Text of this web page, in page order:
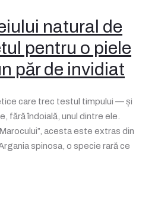
natural de
pentru o piele
păr de invidiat
care trec testul timpului — și
fără îndoială, unul dintre ele.
acesta este extras din
spinosa, o specie rară ce